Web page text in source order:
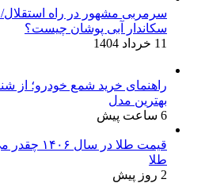
سرمربی مشهور در راه
سکاندار آبی پوشان چیست؟
11 خرداد 1404
راهنمای خرید شمع خودرو؛ از
بهترین مدل
6 ساعت پیش
قیمت طلا
طلا
2 روز پیش